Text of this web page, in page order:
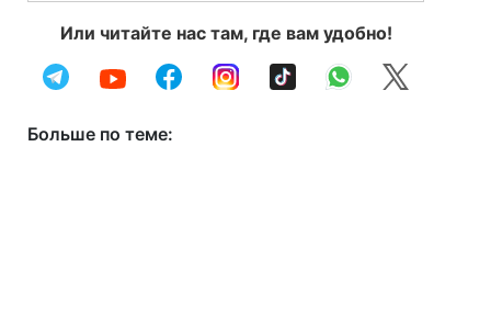
Или читайте нас там, где вам удобно!
Больше по теме: